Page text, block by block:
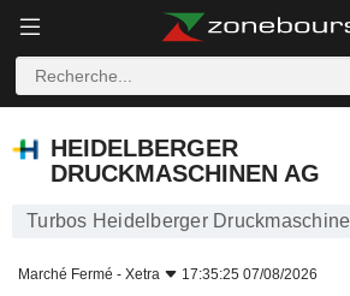
HEIDELBERGER
DRUCKMASCHINEN AG
Turbos Heidelberger
Marché Fermé - Xetra 17:35:25 07/08/2026